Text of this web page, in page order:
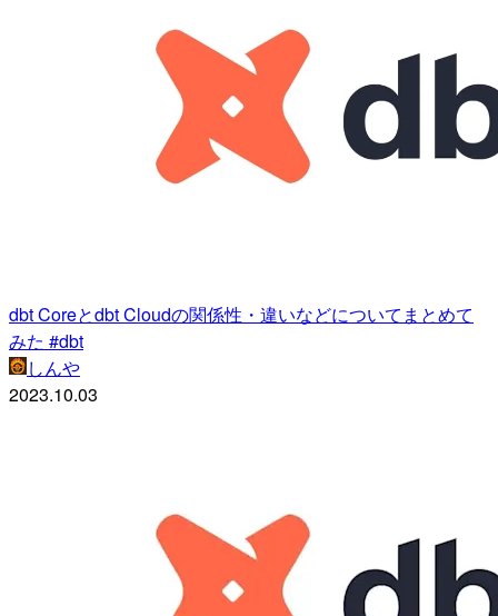
dbt Coreとdbt Cloudの関係性・違いなどについてまとめて
みた #dbt
しんや
2023.10.03